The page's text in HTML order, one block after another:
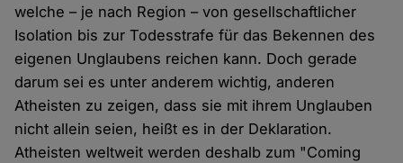
welche – je nach Region – von gesellschaftlicher
Isolation bis zur Todesstrafe für das Bekennen des
eigenen Unglaubens reichen kann. Doch gerade
darum sei es unter anderem wichtig, anderen
Atheisten zu zeigen, dass sie mit ihrem Unglauben
nicht allein seien, heißt es in der Deklaration.
Atheisten weltweit werden deshalb zum "Coming